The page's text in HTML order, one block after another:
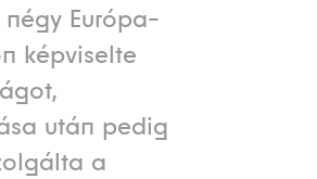
Európa-
képviselte
után pedig
a